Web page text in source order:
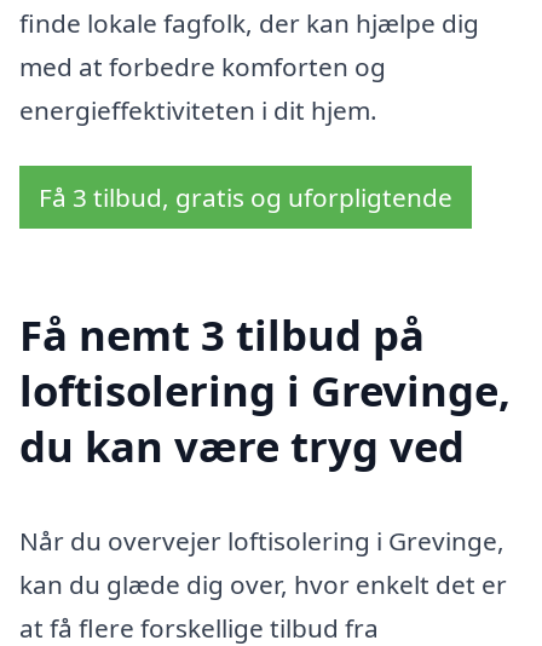
finde lokale fagfolk, der kan hjælpe dig
med at forbedre komforten og
energieffektiviteten i dit hjem.
Få 3 tilbud, gratis og uforpligtende
Få nemt 3 tilbud på
loftisolering i Grevinge,
du kan være tryg ved
Når du overvejer loftisolering i Grevinge,
kan du glæde dig over, hvor enkelt det er
at få flere forskellige tilbud fra